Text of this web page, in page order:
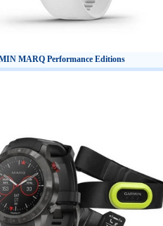
MARQ Performance Editions